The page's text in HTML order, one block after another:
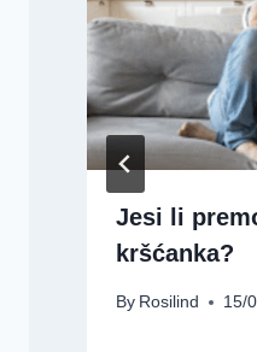
Jesi li
kršćanka?
By Rosilind 15/